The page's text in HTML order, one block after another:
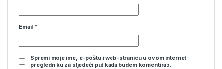
Email *
Spremi moje ime, e-poštu i web-stranicu u ovom internet
pregledniku za sljedeći put kada budem komentirao.